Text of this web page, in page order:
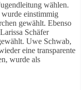
wählen.
wurde einstimmig
gewählt. Ebenso
Schäfer
Uwe Schwab,
eine transparente
wurde als